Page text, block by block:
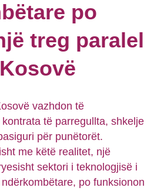
po
treg paralel
vazhdon të
të parregullta, shkelje
për punëtorët.
me këtë realitet, një
sektori i teknologjisë i
po funksionon